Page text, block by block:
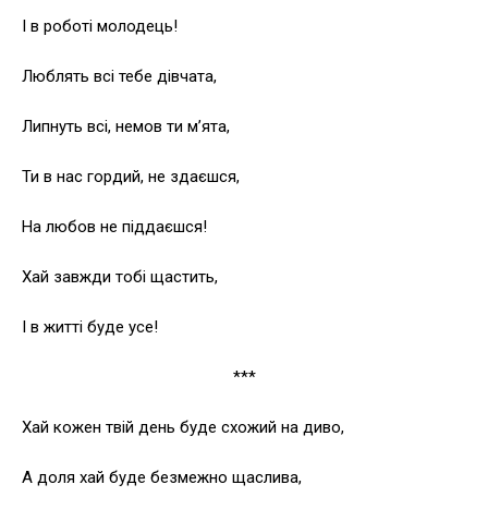
І в роботі молодець!
Люблять всі тебе дівчата,
Липнуть всі, немов ти м’ята,
Ти в нас гордий, не здаєшся,
На любов не піддаєшся!
Хай завжди тобі щастить,
І в житті буде усе!
***
Хай кожен твій день буде схожий на диво,
А доля хай буде безмежно щаслива,